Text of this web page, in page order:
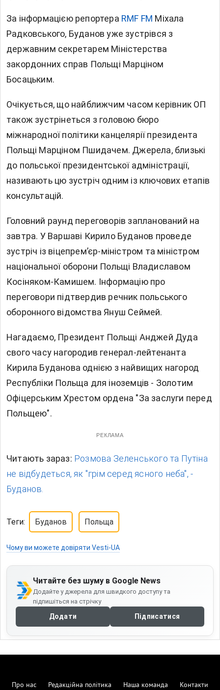
За інформацією репортера RMF FM Міхала
Радковського, Буданов уже зустрівся з
державним секретарем Міністерства
закордонних справ Польщі Марціном
Босацьким.
Очікується, що найближчим часом керівник ОП
також зустрінеться з головою бюро
міжнародної політики канцелярії президента
Польщі Марціном Пшидачем. Джерела, близькі
до польської президентської адміністрації,
називають цю зустріч одним із ключових етапів
консультацій.
Головний раунд переговорів запланований на
завтра. У Варшаві Кирило Буданов проведе
зустріч із віцепрем’єр-міністром та міністром
національної оборони Польщі Владиславом
Косіняком-Камишем. Інформацію про
переговори підтвердив речник польського
оборонного відомства Януш Сеймей.
Нагадаємо, Президент Польщі Анджей Дуда
свого часу нагородив генерал-лейтенанта
Кирила Буданова однією з найвищих нагород
Республіки Польща для іноземців - Золотим
Офіцерським Хрестом ордена "За заслуги перед
Польщею".
РЕКЛАМА
Читають зараз: Розмова Зеленського та Путіна
не відбудеться, як "грім серед ясного неба", -
Буданов.
Теги: Буданов Польща
Чому ви можете довіряти Vesti-UA
Читайте без шуму в Google News
Додайте у джерела для швидкого доступу та
підпишіться на стрічку
Додати Підписатися
Про нас Редакційна політика Наша команда
Контакти